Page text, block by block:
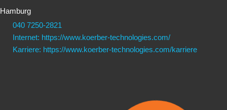
Hamburg
040 7250-2821
Internet: https://www.koerber-technologies.com/
Karriere: https://www.koerber-technologies.com/karriere